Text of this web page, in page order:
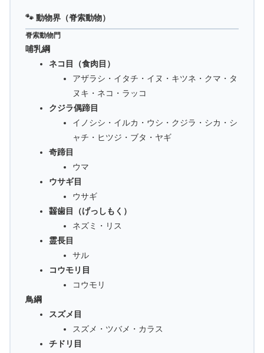
🐾 動物界（脊索動物）
脊索動物門
哺乳綱
ネコ目（食肉目）
アザラシ・イタチ・イヌ・キツネ・クマ・タ
ヌキ・ネコ・ラッコ
クジラ偶蹄目
イノシシ・イルカ・ウシ・クジラ・シカ・シ
ャチ・ヒツジ・ブタ・ヤギ
奇蹄目
ウマ
ウサギ目
ウサギ
齧歯目（げっしもく）
ネズミ・リス
霊長目
サル
コウモリ目
コウモリ
鳥綱
スズメ目
スズメ・ツバメ・カラス
チドリ目